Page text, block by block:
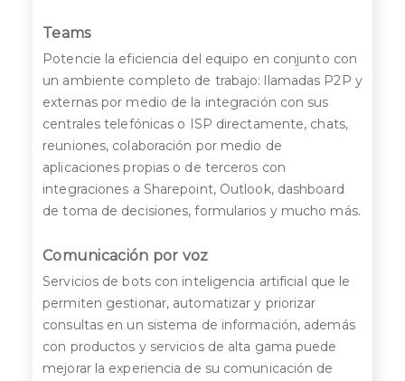
Teams
Potencie la eficiencia del equipo en conjunto con
un ambiente completo de trabajo: llamadas P2P y
externas por medio de la integración con sus
centrales telefónicas o ISP directamente, chats,
reuniones, colaboración por medio de
aplicaciones propias o de terceros con
integraciones a Sharepoint, Outlook, dashboard
de toma de decisiones, formularios y mucho más.
Comunicación por voz
Servicios de bots con inteligencia artificial que le
permiten gestionar, automatizar y priorizar
consultas en un sistema de información, además
con productos y servicios de alta gama puede
mejorar la experiencia de su comunicación de